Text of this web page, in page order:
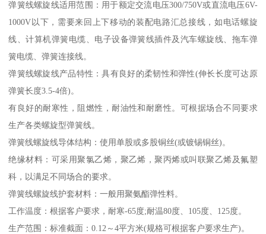
弹簧线螺旋线适用范围：用于额定交流电压300/750V或直流电压6V-
1000V以下，需要来回上下移动的装配电路汇总接线，如电话螺旋
线、计算机弹簧电缆、电子设备弹簧线插件及汽车螺旋线、拖车弹
簧电缆、弹簧连接线。
弹簧线螺旋线产品特性：具有良好的柔韧性和弹性(伸长长度可达原
弹簧长度3.5-4倍)。
有良好的耐寒性，阻燃性，耐油性和耐磨性。可根据场合不同要求
生产各类螺旋型弹簧线。
弹簧线螺旋线导体结构：使用单股或多股铜丝(或镀锡铜丝)。
绝缘材料：可采用聚氯乙烯，聚乙烯，聚丙烯或叫联聚乙烯及氟塑
科，以满足不同场合的要求。
弹簧线螺旋线护套材料：一般用聚氨酯弹性料。
工作温度：根据客户要求，耐寒-65度;耐温80度、105度、125度。
生产范围：标准截面：0.12～4平方米(规格可根据客户要求生产)。